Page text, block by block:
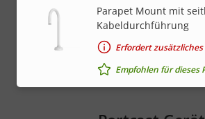
Parapet Mount mit
Kabeldurchführung
Erfordert
Empfohlen für dieses